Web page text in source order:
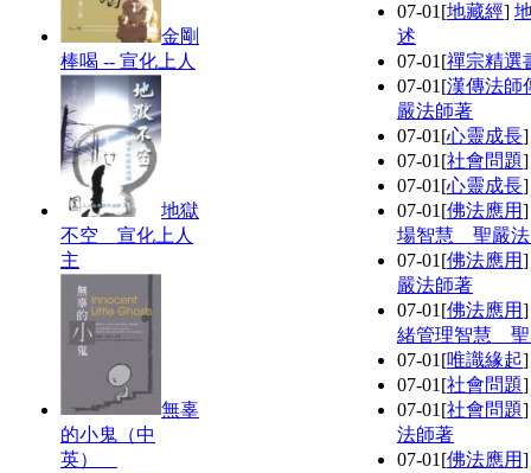
金剛
棒喝 -- 宣化上人
地獄
不空 宣化上人
主
無辜
的小鬼（中
英）
07-01 [地藏經]
述
07-01 [禪宗精選
07-01 [漢傳法師
嚴法師著
07-01 [心靈成長
07-01 [社會問題
07-01 [心靈成長
07-01 [佛法應用
場智慧 聖嚴
07-01 [佛法應用
嚴法師著
07-01 [佛法應用
緒管理智慧
07-01 [唯識緣起
07-01 [社會問題
07-01 [社會問題
法師著
07-01 [佛法應用